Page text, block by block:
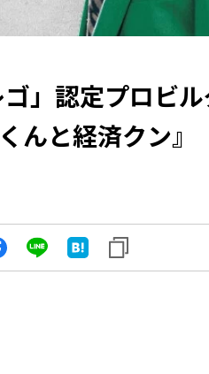
」認定プロビ
んと経済クン』